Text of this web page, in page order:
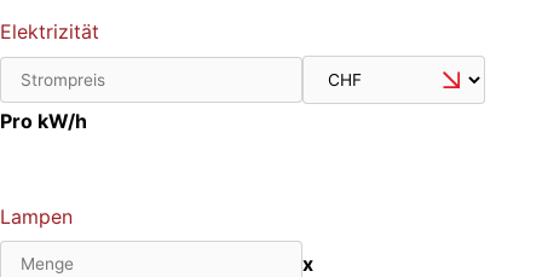
Elektrizität
Pro kW/h
Lampen
x